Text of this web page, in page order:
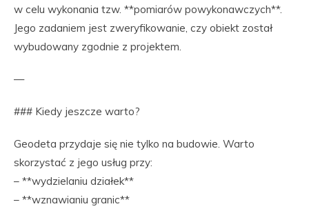
w celu wykonania tzw. **pomiarów powykonawczych**.
Jego zadaniem jest zweryfikowanie, czy obiekt został
wybudowany zgodnie z projektem.
—
### Kiedy jeszcze warto?
Geodeta przydaje się nie tylko na budowie. Warto
skorzystać z jego usług przy:
– **wydzielaniu działek**
– **wznawianiu granic**